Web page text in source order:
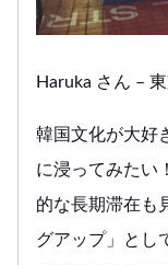
Haruka さん –
韓国文化が大好
に浸ってみたい
的な長期滞在も
グアップ」とし